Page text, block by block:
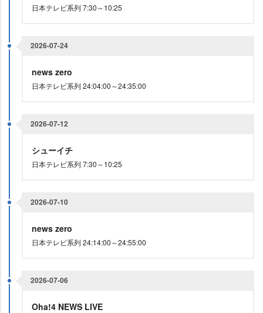
日本テレビ系列 7:30～10:25
2026-07-24
news zero
日本テレビ系列 24:04:00～24:35:00
2026-07-12
シューイチ
日本テレビ系列 7:30～10:25
2026-07-10
news zero
日本テレビ系列 24:14:00～24:55:00
2026-07-06
Oha!4 NEWS LIVE